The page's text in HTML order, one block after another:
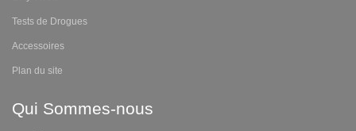
Tests de Drogues
Accessoires
Plan du site
Qui Sommes-nous